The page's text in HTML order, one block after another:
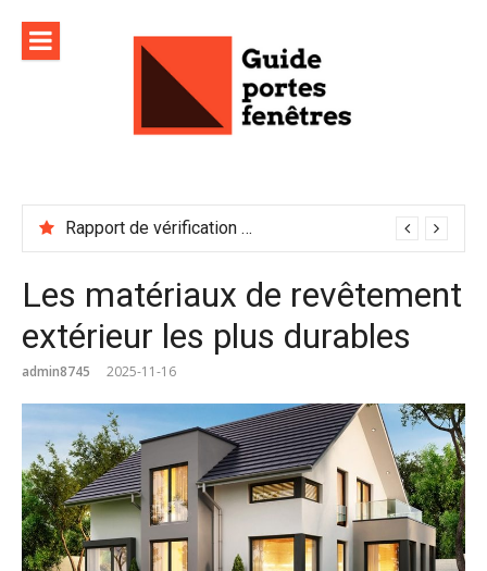
contenu
Rapport de vérification sécurité : à conserver précieusement
Les matériaux de revêtement
extérieur les plus durables
admin8745 2025-11-16